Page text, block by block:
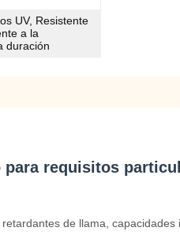
UV, Resistente
a la
duración
requisitos
de llama,